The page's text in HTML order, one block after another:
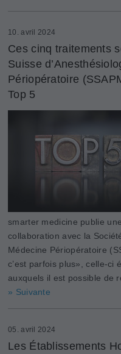
10. avril 2024
Ces cinq traitements
Suisse
Périopératoire
Top 5
smarter medicine publie
collaboration avec la
Médecine Périopératoire
c’est parfois plus», celle-ci
auxquels il est possible de
» Suivante
05. avril 2024
Les Établissements